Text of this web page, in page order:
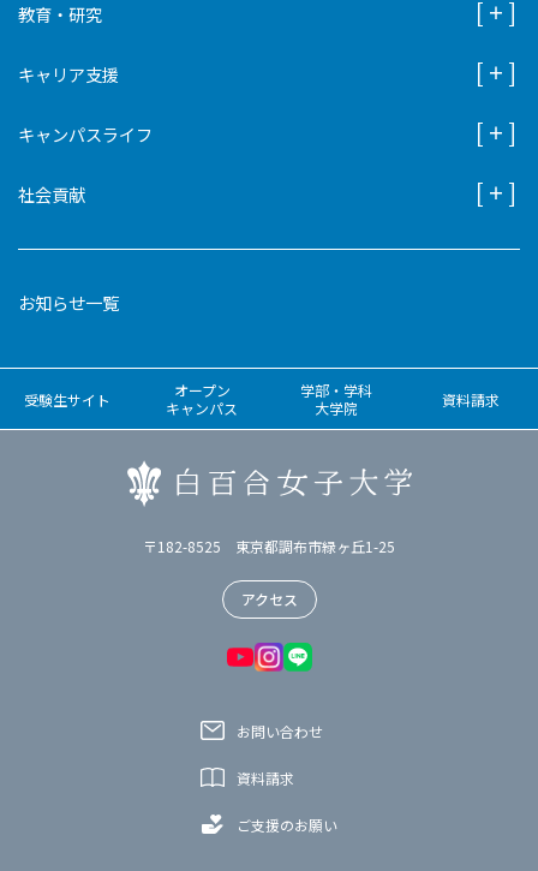
教育・研究
キャリア支援
キャンパスライフ
社会貢献
お知らせ一覧
受験生サイト
オープン
キャンパス
学部・学科
大学院
資料請求
〒182-8525 東京都調布市緑ヶ丘1-25
アクセス
お問い合わせ
資料請求
ご支援のお願い